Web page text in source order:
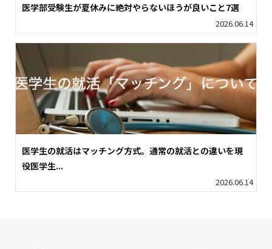
医学部受験生が夏休みに絶対やらないほうが良いこと7選
2026.06.14
医学生の就活はマッチング方式。通常の就活との違いを現
役医学生...
2026.06.14